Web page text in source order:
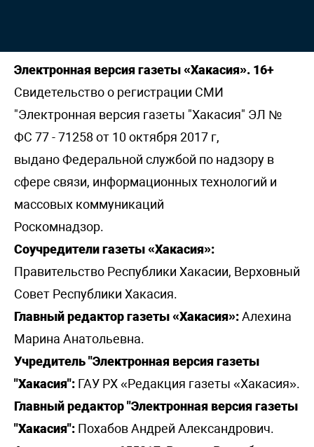
Электронная версия газеты «Хакасия». 16+
Свидетельство о регистрации СМИ
"Электронная версия газеты "Хакасия" ЭЛ №
ФС 77 - 71258 от 10 октября 2017 г,
выдано Федеральной службой по надзору в
сфере связи, информационных технологий и
массовых коммуникаций
Роскомнадзор.
Соучредители газеты «Хакасия»:
Правительство Республики Хакасии, Верховный
Совет Республики Хакасия.
Главный редактор газеты «Хакасия»:Алехина
Марина Анатольевна.
Учредитель "Электронная версия газеты
"Хакасия": ГАУ РХ «Редакция газеты «Хакасия».
Главный редактор "Электронная версия газеты
"Хакасия": Похабов Андрей Александрович.